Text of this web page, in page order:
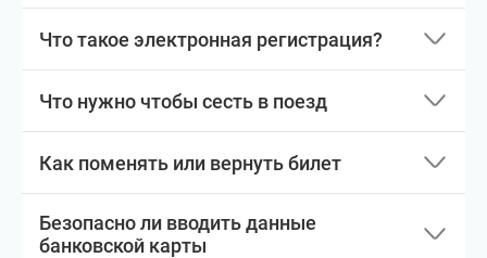
Что такое электронная регистрация?
Что нужно чтобы сесть в поезд
Как поменять или вернуть билет
Безопасно ли вводить данные
банковской карты